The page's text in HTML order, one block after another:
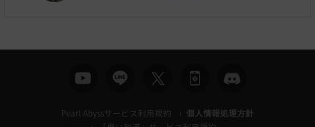
Pearl Abyssサービス利用規約
個人情報処理方針